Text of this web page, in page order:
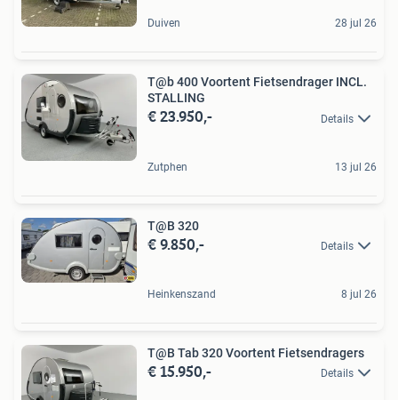
Duiven 28 jul 26
T@b 400 Voortent Fietsendrager INCL.
STALLING
€ 23.950,- Details
Zutphen 13 jul 26
T@B 320
€ 9.850,- Details
Heinkenszand 8 jul 26
T@B Tab 320 Voortent Fietsendragers
€ 15.950,- Details